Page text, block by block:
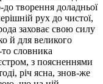
творення доладньої
рух до чистої,
заховає свою силу
й для великого
словника
з поясненнями
річ ясна, знов-же